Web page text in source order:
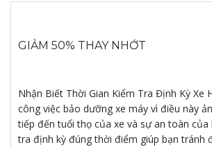
GIẢM 50% THAY NHỚT
Nhận Biết Thời Gian Kiểm Tra Định Kỳ Xe
công việc bảo dưỡng xe máy vì điều này
tiếp đến tuổi thọ của xe và sự an toàn của
tra định kỳ đúng thời điểm giúp bạn tránh